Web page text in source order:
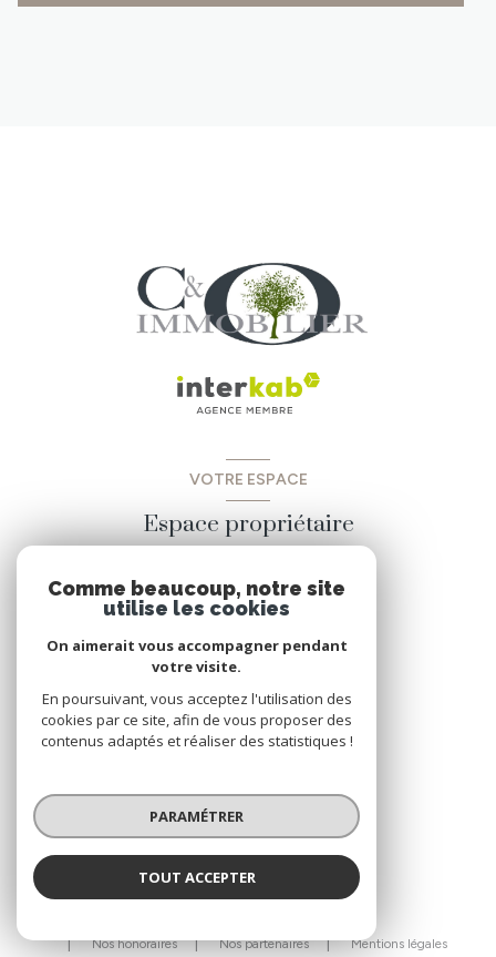
VOTRE ESPACE
Espace propriétaire
SE CONNECTER
ADHÉRENTS
Nous adhérons
Nos honoraires
Nos partenaires Mentions légales
Comme beaucoup, notre site
utilise les cookies
On aimerait vous accompagner pendant
votre visite.
En poursuivant, vous acceptez l'utilisation des
cookies par ce site, afin de vous proposer des
contenus adaptés et réaliser des statistiques !
PARAMÉTRER
TOUT ACCEPTER